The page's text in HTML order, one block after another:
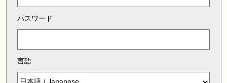
パスワード
言語